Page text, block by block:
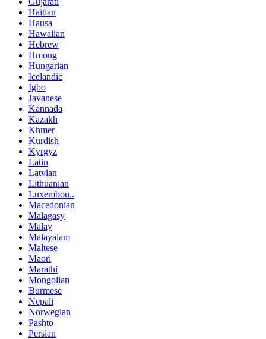
Haitian
Hausa
Hawaiian
Hebrew
Hmong
Hungarian
Icelandic
Igbo
Javanese
Kannada
Kazakh
Khmer
Kurdish
Kyrgyz
Latin
Latvian
Lithuanian
Luxembou..
Macedonian
Malagasy
Malay
Malayalam
Maltese
Maori
Marathi
Mongolian
Burmese
Nepali
Norwegian
Pashto
Persian